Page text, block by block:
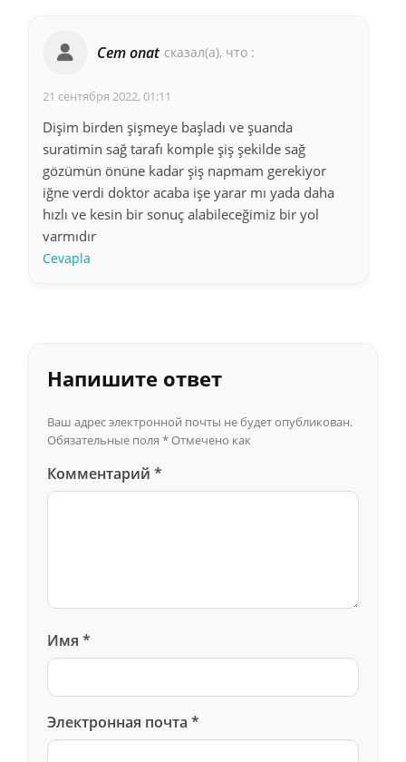
Cem onat сказал(а), что :
21 сентября 2022, 01:11
Dişim birden şişmeye başladı ve şuanda
suratimin sağ tarafı komple şiş şekilde sağ
gözümün önüne kadar şiş napmam gerekiyor
iğne verdi doktor acaba işe yarar mı yada daha
hızlı ve kesin bir sonuç alabileceğimiz bir yol
varmıdır
Cevapla
Напишите ответ
Ваш адрес электронной почты не будет опубликован.
Обязательные поля *Отмечено как
Комментарий *
Имя *
Электронная почта *